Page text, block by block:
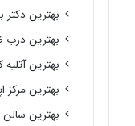
بهترین دکتر
بهترین درب
بهترین
بهترین مرکز
بهترین سالن